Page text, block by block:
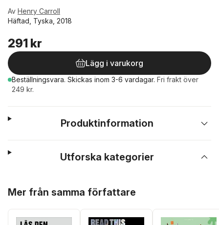
Av Henry Carroll
Häftad, Tyska, 2018
291 kr
Lägg i varukorg
Beställningsvara. Skickas inom 3-6 vardagar. Fri frakt över
249 kr.
Produktinformation
Utforska kategorier
Mer från samma författare